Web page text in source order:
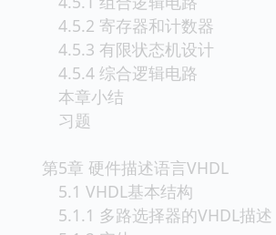
4.5.2 寄存器和计数器
4.5.3 有限状态机设计
4.5.4 综合逻辑电路
本章小结
习题
第5章 硬件描述语言VHDL
5.1 VHDL基本结构
5.1.1 多路选择器的VHDL描述